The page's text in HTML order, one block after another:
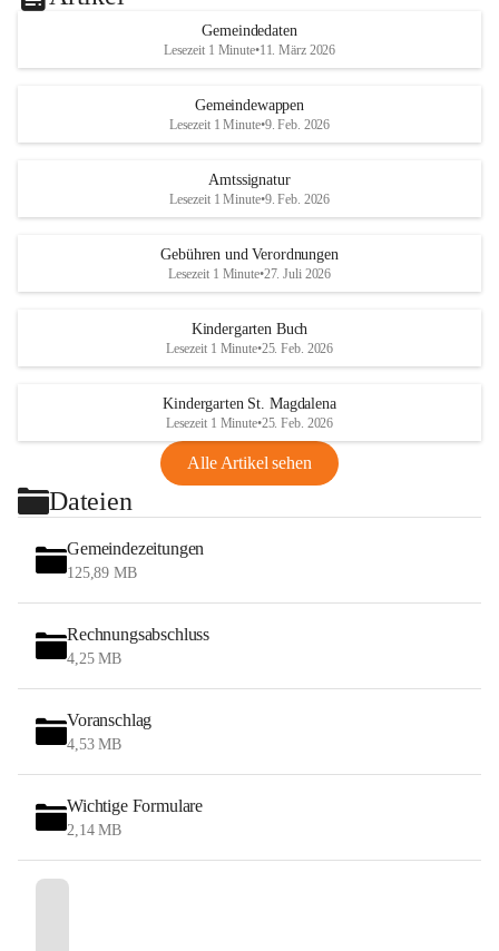
Gemeindedaten
Lesezeit 1 Minute•11. März 2026
Gemeindewappen
Lesezeit 1 Minute•9. Feb. 2026
Amtssignatur
Lesezeit 1 Minute•9. Feb. 2026
Gebühren und Verordnungen
Lesezeit 1 Minute•27. Juli 2026
Kindergarten Buch
Lesezeit 1 Minute•25. Feb. 2026
Kindergarten St. Magdalena
Lesezeit 1 Minute•25. Feb. 2026
Alle Artikel sehen
Dateien
Gemeindezeitungen
125,89 MB
Rechnungsabschluss
4,25 MB
Voranschlag
4,53 MB
Wichtige Formulare
2,14 MB